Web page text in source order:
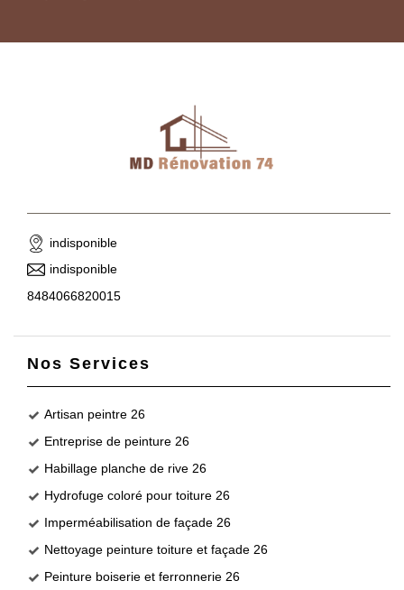
indisponible
indisponible
8484066820015
Nos Services
Artisan peintre 26
Entreprise de peinture 26
Habillage planche de rive 26
Hydrofuge coloré pour toiture 26
Imperméabilisation de façade 26
Nettoyage peinture toiture et façade 26
Peinture boiserie et ferronnerie 26